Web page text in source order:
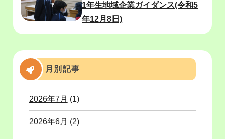
1年生地域企業ガイダンス(令和5
年12月8日)
月別記事
2026年7月 (1)
2026年6月 (2)